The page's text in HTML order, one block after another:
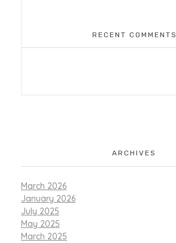
RECENT COMMENTS
ARCHIVES
March 2026
January 2026
July 2025
May 2025
March 2025